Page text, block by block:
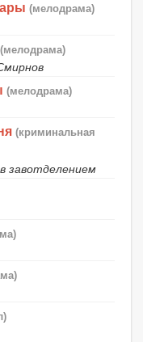
(мелодрама)
(мелодрама)
(мелодрама)
(криминальная
завотделением